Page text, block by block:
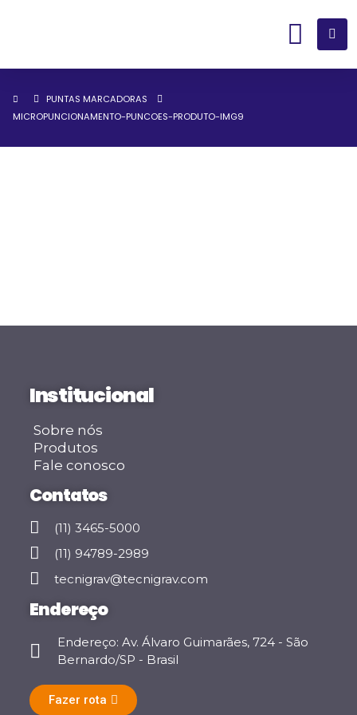
PUNTAS MARCADORAS
MICROPUNCIONAMENTO-PUNCOES-PRODUTO-IMG9
Institucional
Sobre nós
Produtos
Fale conosco
Contatos
(11) 3465-5000
(11) 94789-2989
tecnigrav@tecnigrav.com
Endereço
Endereço: Av. Álvaro Guimarães, 724 - São
Bernardo/SP - Brasil
Fazer rota